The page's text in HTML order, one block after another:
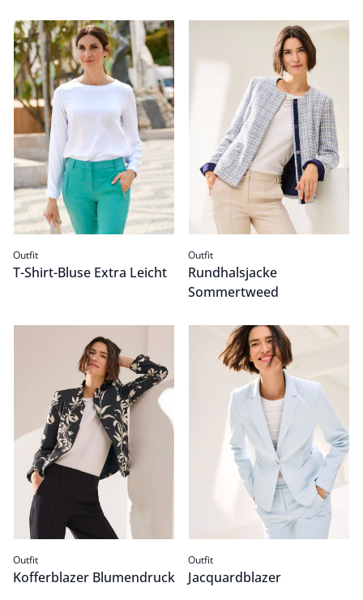
T-Shirt-Bluse Extra Leicht
Passform Outfit.
Outfit
T-Shirt-Bluse Extra Leicht
Rundhalsjacke
Passform Outfit.
Outfit
Rundhalsjacke
Sommertweed
Kofferblazer Blumendruck
Passform Outfit.
Outfit
Kofferblazer Blumendruck
Jacquardblazer
Passform Outfit.
Outfit
Jacquardblazer